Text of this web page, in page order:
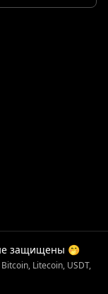
защищены 🤭
Litecoin, USDT,